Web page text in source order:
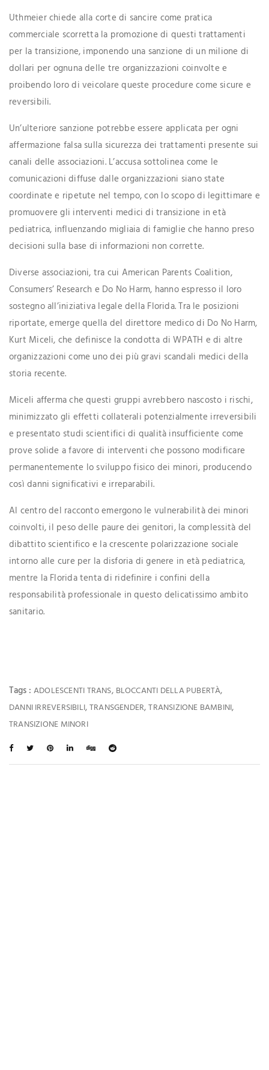
Uthmeier chiede alla corte di sancire come pratica
commerciale scorretta la promozione di questi trattamenti
per la transizione, imponendo una sanzione di un milione di
dollari per ognuna delle tre organizzazioni coinvolte e
proibendo loro di veicolare queste procedure come sicure e
reversibili.
Un’ulteriore sanzione potrebbe essere applicata per ogni
affermazione falsa sulla sicurezza dei trattamenti presente sui
canali delle associazioni. L’accusa sottolinea come le
comunicazioni diffuse dalle organizzazioni siano state
coordinate e ripetute nel tempo, con lo scopo di legittimare e
promuovere gli interventi medici di transizione in età
pediatrica, influenzando migliaia di famiglie che hanno preso
decisioni sulla base di informazioni non corrette.
Diverse associazioni, tra cui American Parents Coalition,
Consumers’ Research e Do No Harm, hanno espresso il loro
sostegno all’iniziativa legale della Florida. Tra le posizioni
riportate, emerge quella del direttore medico di Do No Harm,
Kurt Miceli, che definisce la condotta di WPATH e di altre
organizzazioni come uno dei più gravi scandali medici della
storia recente.
Miceli afferma che questi gruppi avrebbero nascosto i rischi,
minimizzato gli effetti collaterali potenzialmente irreversibili
e presentato studi scientifici di qualità insufficiente come
prove solide a favore di interventi che possono modificare
permanentemente lo sviluppo fisico dei minori, producendo
così danni significativi e irreparabili.
Al centro del racconto emergono le vulnerabilità dei minori
coinvolti, il peso delle paure dei genitori, la complessità del
dibattito scientifico e la crescente polarizzazione sociale
intorno alle cure per la disforia di genere in età pediatrica,
mentre la Florida tenta di ridefinire i confini della
responsabilità professionale in questo delicatissimo ambito
sanitario.
Tags : ADOLESCENTI TRANS, BLOCCANTI DELLA PUBERTÀ,
DANNI IRREVERSIBILI,TRANSGENDER,TRANSIZIONE BAMBINI,
TRANSIZIONE MINORI